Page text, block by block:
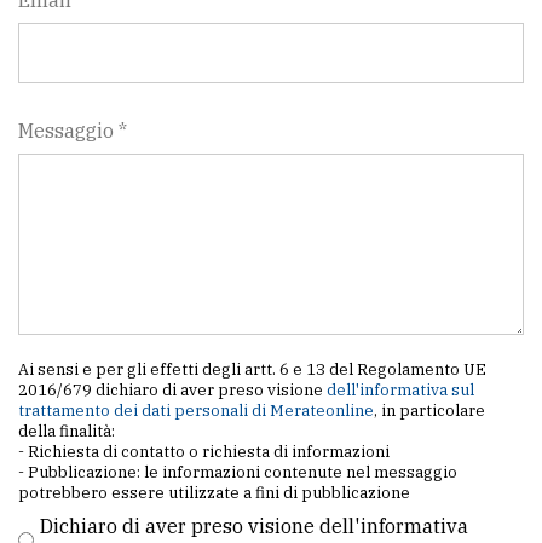
Messaggio *
Ai sensi e per gli effetti degli artt. 6 e 13 del Regolamento UE
2016/679 dichiaro di aver preso visione dell'informativa sul
trattamento dei dati personali di Merateonline, in particolare
della finalità:
- Richiesta di contatto o richiesta di informazioni
- Pubblicazione: le informazioni contenute nel messaggio
potrebbero essere utilizzate a fini di pubblicazione
Dichiaro di aver preso visione dell'informativa